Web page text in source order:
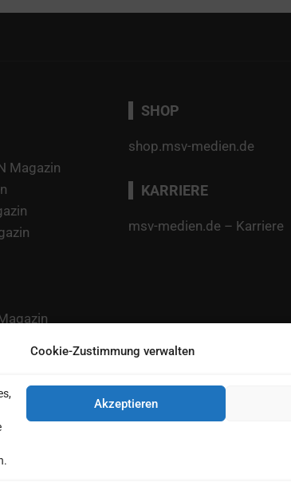
Cookie-Zustimmung verwalten
Akzeptieren
Magazin
SHOP
shop.msv-medien.de
KARRIERE
msv-medien.de – Karriere